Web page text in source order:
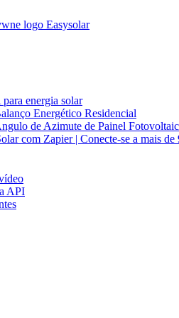
energia solar
Energético Residencial
de Azimute de Painel
com Zapier | Conecte-se a mais de
API